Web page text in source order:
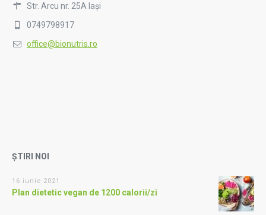
Str. Arcu nr. 25A Iași
0749798917
office@bionutris.ro
ȘTIRI NOI
16 iunie 2021
Plan dietetic vegan de 1200 calorii/zi